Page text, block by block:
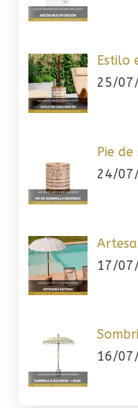
Estilo
25/
Pie
24/
17/
16/